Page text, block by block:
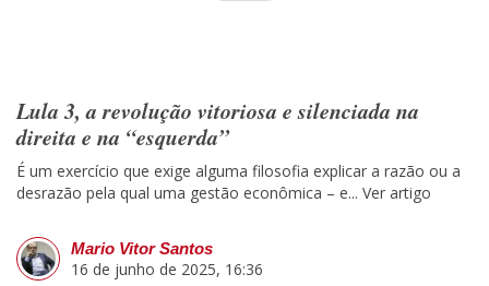
Lula 3, a revolução vitoriosa e silenciada na
direita e na “esquerda”
É um exercício que exige alguma filosofia explicar a razão ou a
desrazão pela qual uma gestão econômica – e... Ver artigo
Mario Vitor Santos
16 de junho de 2025, 16:36